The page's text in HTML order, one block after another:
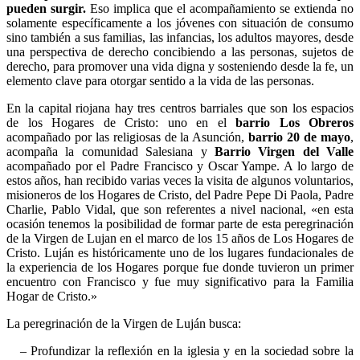
pueden surgir. Eso implica que el acompañamiento se extienda no
solamente específicamente a los jóvenes con situación de consumo
sino también a sus familias, las infancias, los adultos mayores, desde
una perspectiva de derecho concibiendo a las personas, sujetos de
derecho, para promover una vida digna y sosteniendo desde la fe, un
elemento clave para otorgar sentido a la vida de las personas.
En la capital riojana hay tres centros barriales que son los espacios
de los Hogares de Cristo: uno en el barrio
Los Obreros
acompañado por las religiosas de la Asunción,barrio 20 de mayo,
acompaña la comunidad Salesiana y Barrio Virgen del Valle
acompañado por el Padre Francisco y Oscar Yampe. A lo largo de
estos años, han recibido varias veces la visita de algunos voluntarios,
misioneros de los Hogares de Cristo, del Padre Pepe Di Paola, Padre
Charlie, Pablo Vidal, que son referentes a nivel nacional, «en esta
ocasión tenemos la posibilidad de formar parte de esta peregrinación
de la Virgen de Lujan en el marco de los 15 años de Los Hogares de
Cristo. Luján es históricamente uno de los lugares fundacionales de
la experiencia de los Hogares porque fue donde tuvieron un primer
encuentro con Francisco y fue muy significativo para la Familia
Hogar de Cristo.»
La peregrinación de la Virgen de Luján busca:
– Profundizar la reflexión en la iglesia y en la sociedad sobre la